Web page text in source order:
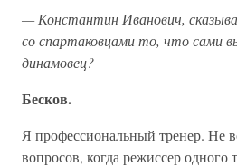
— Константин Иванович,
со спартаковцами то, что сами
динамовец?
Бесков.
Я профессиональный тренер. Не
вопросов, когда режиссер одного